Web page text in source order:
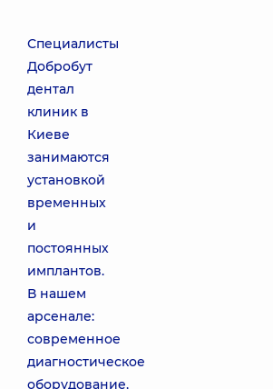
Специалисты
Добробут
дентал
клиник в
Киеве
занимаются
установкой
временных
и
постоянных
имплантов.
В нашем
арсенале:
современное
диагностическое
оборудование,